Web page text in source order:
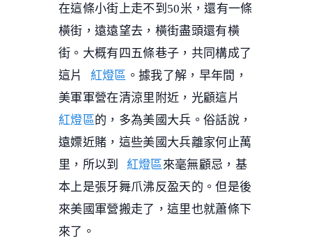
在這條小街上走不到50米，還有一條
橫街，遠遠望去，橫街盡頭還有橫
街。大概有四五條巷子，共同構成了
這片
紅燈區 。據我了解，早年間，
美軍軍營在清涼里附近，光顧這片
紅燈區的，多為美國大兵。俗話說，
遠嫖近賭，這些美國大兵離家何止萬
里，所以到
紅燈區來毫無顧忌，基
本上是張牙舞爪沸反盈天的。但是後
來美國軍營搬走了，這里也就蕭條下
來了。